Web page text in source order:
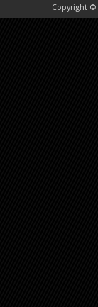
Copyright ©